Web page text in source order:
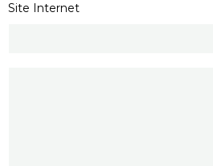
Site Internet